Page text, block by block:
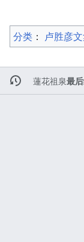
分类 ：​ 卢胜彦
蓮花祖泉最